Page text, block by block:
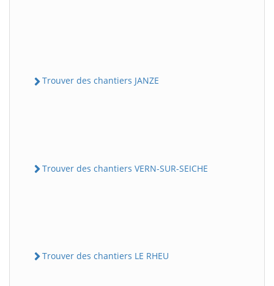
Trouver des chantiers JANZE
Trouver des chantiers VERN-SUR-SEICHE
Trouver des chantiers LE RHEU